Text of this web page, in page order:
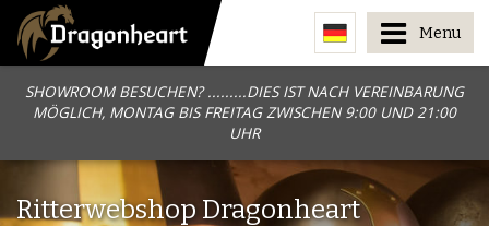
SHOWROOM BESUCHEN? .........DIES IST NACH VEREINBARUNG
MÖGLICH, MONTAG BIS FREITAG ZWISCHEN 9:00 UND 21:00
UHR
Menu
Ritterwebshop Dragonheart